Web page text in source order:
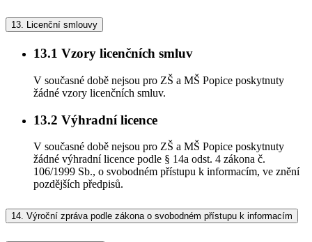
13. Licenční smlouvy
13.1 Vzory licenčních smluv
V současné době nejsou pro ZŠ a MŠ Popice poskytnuty
žádné vzory licenčních smluv.
13.2 Výhradní licence
V současné době nejsou pro ZŠ a MŠ Popice poskytnuty
žádné výhradní licence podle § 14a odst. 4 zákona č.
106/1999 Sb., o svobodném přístupu k informacím, ve znění
pozdějších předpisů.
14. Výroční zpráva podle zákona o svobodném přístupu k informacím